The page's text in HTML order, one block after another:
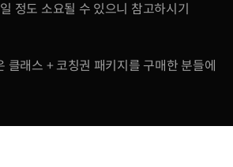
정도 소요될 수 있으니 참고하시기
클래스 + 코칭권 패키지를 구매한 분들에